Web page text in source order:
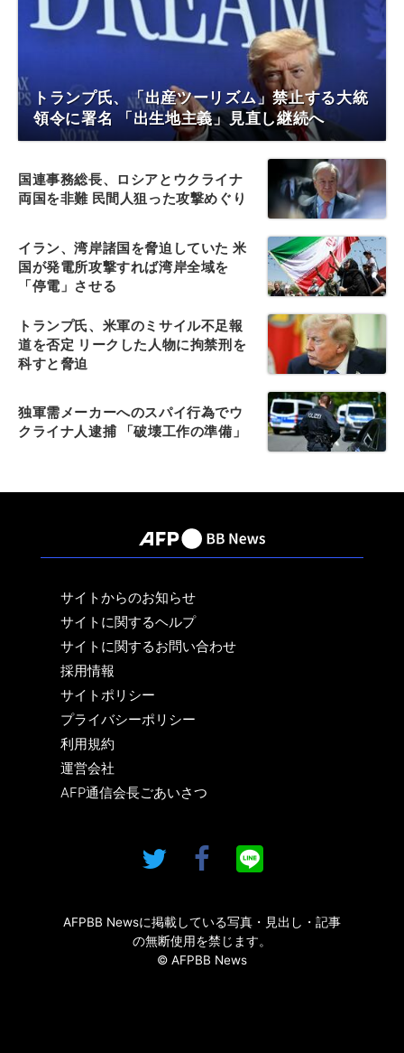
トランプ氏、「出産ツーリズム」禁止する大統
領令に署名 「出生地主義」見直し継続へ
国連事務総長、ロシアとウクライナ
両国を非難 民間人狙った攻撃めぐり
イラン、湾岸諸国を脅迫していた 米
国が発電所攻撃すれば湾岸全域を
「停電」させる
トランプ氏、米軍のミサイル不足報
道を否定 リークした人物に拘禁刑を
科すと脅迫
独軍需メーカーへのスパイ行為でウ
クライナ人逮捕 「破壊工作の準備」
サイトからのお知らせ
サイトに関するヘルプ
サイトに関するお問い合わせ
採用情報
サイトポリシー
プライバシーポリシー
利用規約
運営会社
AFP通信会長ごあいさつ
AFPBB Newsに掲載している写真・見出し・記事
の無断使用を禁じます。
© AFPBB News